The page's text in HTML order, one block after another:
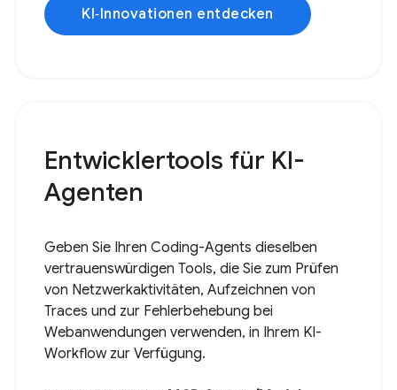
KI‑Innovationen entdecken
Entwicklertools für KI-
Agenten
Geben Sie Ihren Coding-Agents dieselben
vertrauenswürdigen Tools, die Sie zum Prüfen
von Netzwerkaktivitäten, Aufzeichnen von
Traces und zur Fehlerbehebung bei
Webanwendungen verwenden, in Ihrem KI-
Workflow zur Verfügung.